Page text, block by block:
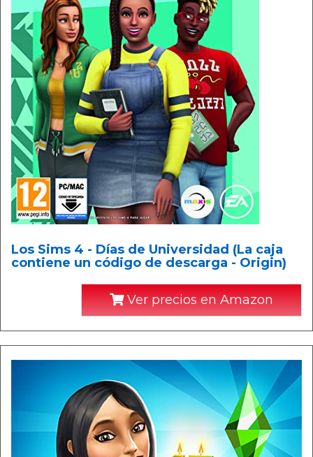
Los Sims 4 - Días de Universidad (La caja
contiene un código de descarga - Origin)
Ver precios en Amazon